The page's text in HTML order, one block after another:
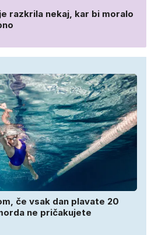
razkrila nekaj, kar bi moralo
če vsak dan plavate 20
ne pričakujete